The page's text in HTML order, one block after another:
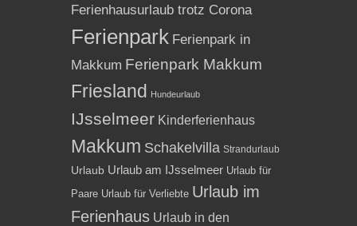
Ferienhausurlaub trotz Corona
Ferienpark Ferienpark in
Makkum Ferienpark Makkum
Friesland Hundeurlaub
IJsselmeer Kinderferienhaus
Makkum Schakelvilla Strandurlaub
Urlaub Urlaub am IJsselmeer Urlaub für
Paare Urlaub für Verliebte Urlaub im
Ferienhaus Urlaub in den